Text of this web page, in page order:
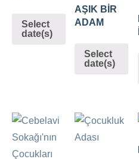
Select
date(s)
AŞIK BİR
ADAM
Select
date(s)